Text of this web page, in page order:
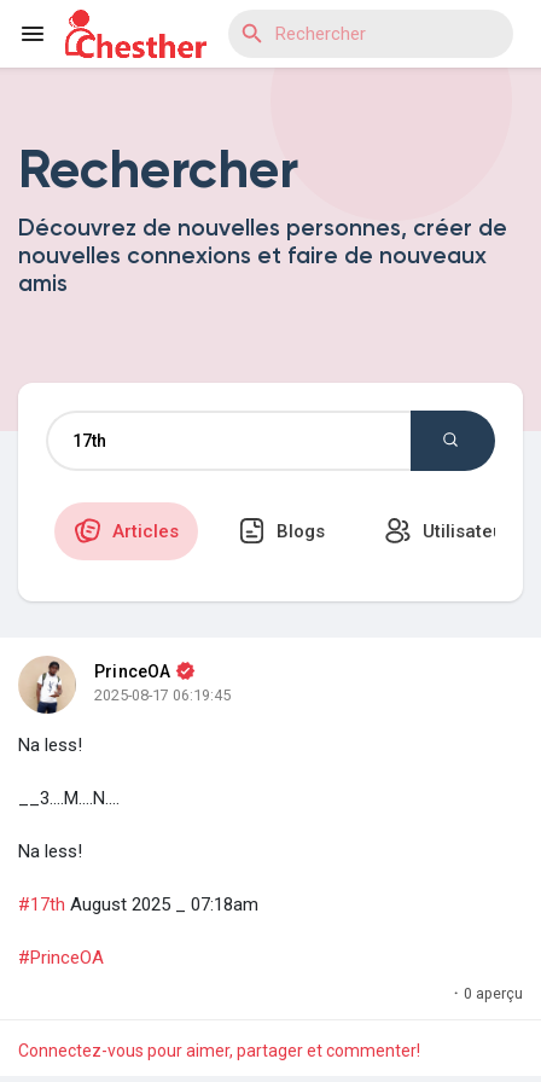
Reels
Découvrir Blogs
Découvrir Marketplace
Découvrir Pages
Découvrir les articles
Rechercher
Découvrez de nouvelles personnes, créer de
nouvelles connexions et faire de nouveaux
amis
Articles Blogs Utilisateurs
PrinceOA
2025-08-17 06:19:45
Na less!
__3....M....N....
Na less!
#17th August 2025 _ 07:18am
#PrinceOA
· 0 aperçu
Connectez-vous pour aimer, partager et commenter!